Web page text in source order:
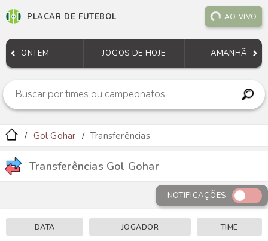
PLACAR DE FUTEBOL AO VIVO
ONTEM JOGOS DE HOJE AMANHÃ
Gol Gohar Transferências
Transferências Gol Gohar
NOTIFICAÇÕES
DATA JOGADOR
TIME